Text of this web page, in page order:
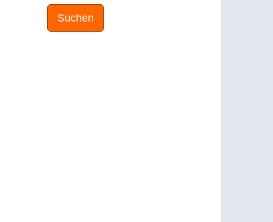
Suchen